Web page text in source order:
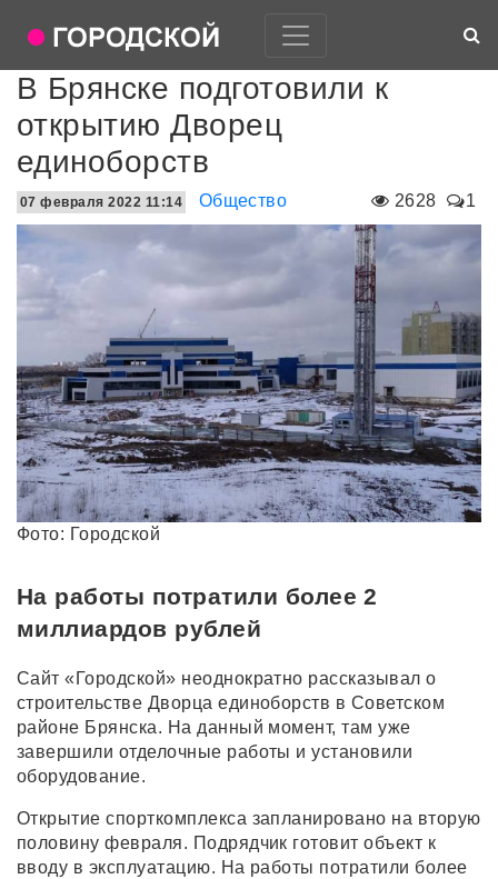
В Брянске подготовили к
открытию Дворец
единоборств
2628 1
07 февраля 2022 11:14 Общество
Фото: Городской
На работы потратили более 2
миллиардов рублей
Сайт «Городской» неоднократно рассказывал о
строительстве Дворца единоборств в Советском
районе Брянска. На данный момент, там уже
завершили отделочные работы и установили
оборудование.
Открытие спорткомплекса запланировано на вторую
половину февраля. Подрядчик готовит объект к
вводу в эксплуатацию. На работы потратили более